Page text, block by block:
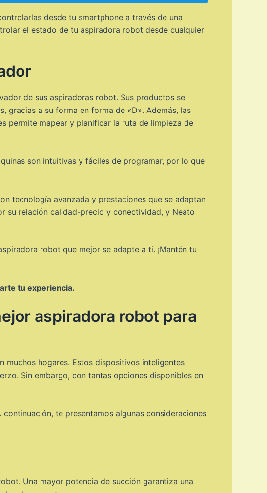
desde tu smartphone a través de una
el estado de tu aspiradora robot desde cualquier
de sus aspiradoras robot. Sus productos se
gracias a su forma en forma de «D». Además, las
permite mapear y planificar la ruta de limpieza de
son intuitivas y fáciles de programar, por lo que
tecnología avanzada y prestaciones que se adaptan
su relación calidad-precio y conectividad, y Neato
robot que mejor se adapte a ti. ¡Mantén tu
tu experiencia.
aspiradora robot para
muchos hogares. Estos dispositivos inteligentes
Sin embargo, con tantas opciones disponibles en
te presentamos algunas consideraciones
Una mayor potencia de succión garantiza una